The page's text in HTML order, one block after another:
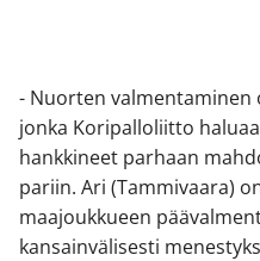
- Nuorten valmentaminen
jonka Koripalloliitto
hankkineet parhaan
pariin. Ari (Tammivaara)
maajoukkueen
kansainvälisesti